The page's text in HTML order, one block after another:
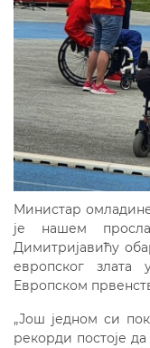
Министар
је нашем
Димитријавићу
европског
Европском
„Још једном си
рекорди постоје